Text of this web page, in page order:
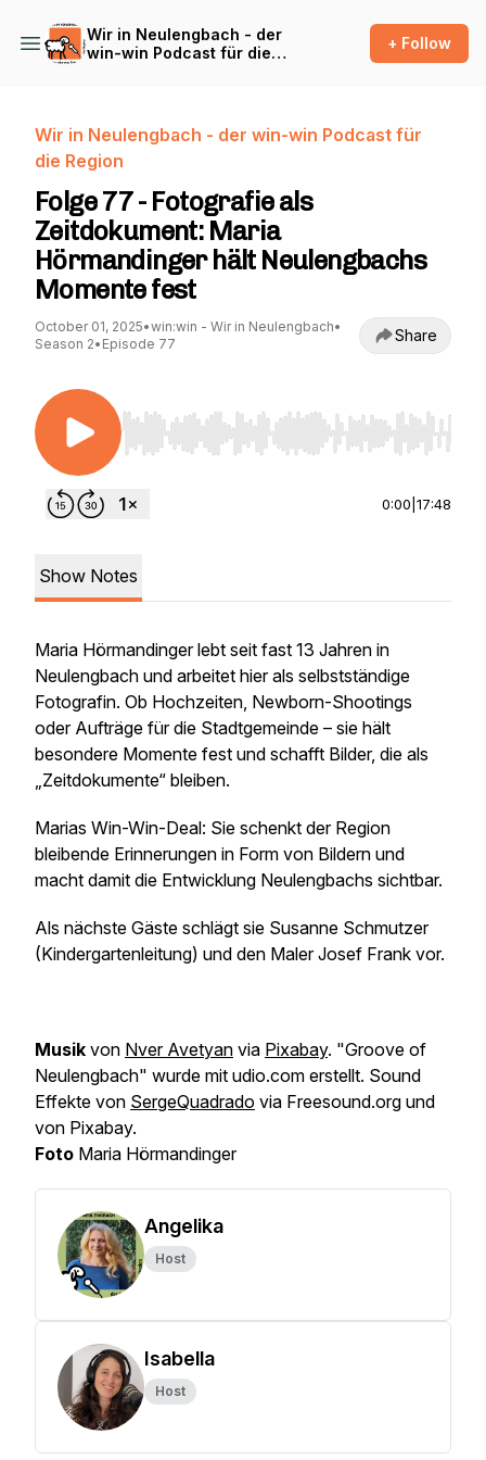
Wir in Neulengbach - der
win-win Podcast für die
+ Follow
Wir in Neulengbach - der win-win Podcast für
die Region
Folge 77 - Fotografie als
Zeitdokument: Maria
Hörmandinger hält Neulengbachs
Momente fest
October 01, 2025•win:win - Wir in Neulengbach•
Season 2• Episode 77 Share
Use Left/Right to seek, Home/End to jump to
0:00 17:48
Show Notes
Maria Hörmandinger lebt seit fast 13 Jahren in
Neulengbach und arbeitet hier als selbstständige
Fotografin. Ob Hochzeiten, Newborn-Shootings
oder Aufträge für die Stadtgemeinde – sie hält
besondere Momente fest und schafft Bilder, die als
„Zeitdokumente“ bleiben.
Marias Win-Win-Deal: Sie schenkt der Region
bleibende Erinnerungen in Form von Bildern und
macht damit die Entwicklung Neulengbachs sichtbar.
Als nächste Gäste schlägt sie Susanne Schmutzer
(Kindergartenleitung) und den Maler Josef Frank vor.
Musik von Nver Avetyan via Pixabay. "Groove of
Neulengbach" wurde mit udio.com erstellt. Sound
Effekte von SergeQuadrado via Freesound.org und
von Pixabay.
Foto Maria Hörmandinger
Angelika
Host
Isabella
Host